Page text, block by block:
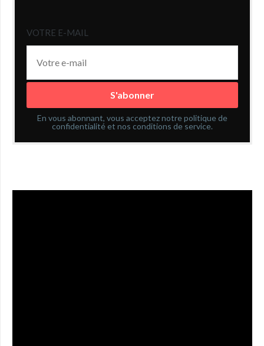
VOTRE E-MAIL
En vous abonnant, vous acceptez notre politique de
confidentialité et nos conditions de service.